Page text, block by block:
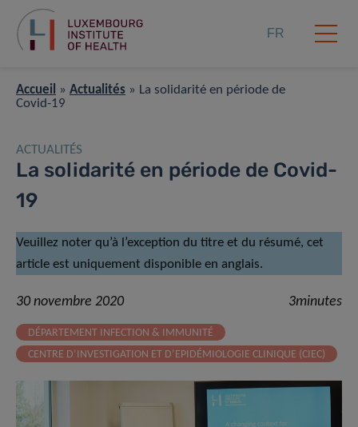
FR
Accueil » Actualités » La solidarité en période de
Covid-19
ACTUALITÉS
La solidarité en période de Covid-
19
Veuillez noter qu’à l’exception du titre et du résumé, cet
article est uniquement disponible en anglais.
30 novembre 2020 3minutes
DÉPARTEMENT INFECTION & IMMUNITÉ
CENTRE D’INVESTIGATION ET D’EPIDÉMIOLOGIE CLINIQUE (CIEC)